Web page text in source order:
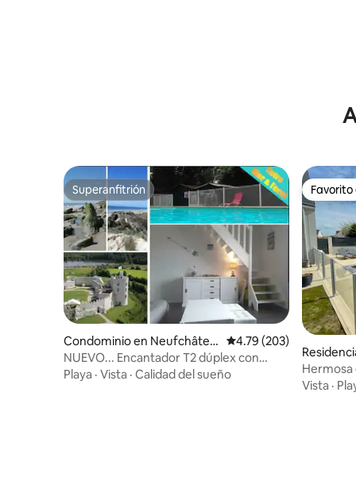
Superanfitrión
Superanfitrión
Condominio en Neufchâtel-
Hardelot
Calificación promedio:
4.79 (203)
NUEVO... Encantador T2 dúplex con
piscina y tenis
Playa · Vista · Calidad del sueño
Hermosa
mar
Vista ·